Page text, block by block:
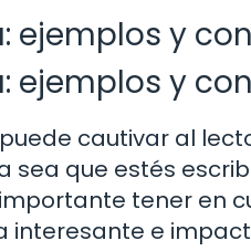
ejemplos y
ejemplos y
cautivar al
sea que estés
tener en
interesante e